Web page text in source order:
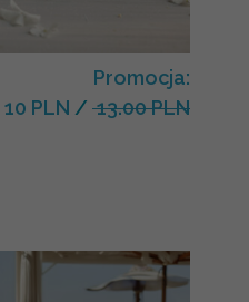
Promocja:
10 PLN / 13.00 PLN